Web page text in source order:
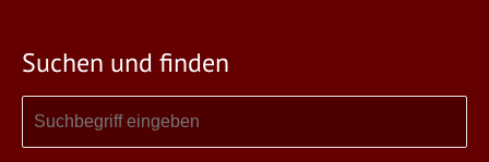
Suchen und finden